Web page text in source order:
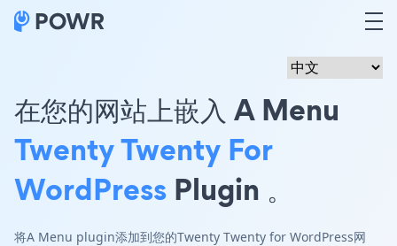
在您的网站上嵌入 A Menu
Twenty Twenty For
WordPress Plugin 。
将A Menu plugin添加到您的Twenty Twenty for WordPress网